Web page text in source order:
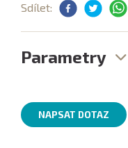
Sdílet:
Parametry
NAPSAT DOTAZ